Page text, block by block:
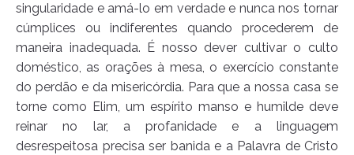
singularidade e amá-lo em verdade e nunca nos tornar
cúmplices ou indiferentes quando procederem de
maneira inadequada. É nosso dever cultivar o culto
doméstico, as orações à mesa, o exercício constante
do perdão e da misericórdia. Para que a nossa casa se
torne como Elim, um espírito manso e humilde deve
reinar no lar, a profanidade e a linguagem
desrespeitosa precisa ser banida e a Palavra de Cristo